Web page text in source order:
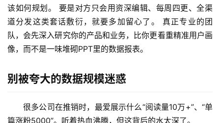
该如何规划。 要是对方只会用资深编辑、每周四更、全渠
道分发这类套话敷衍，就要多加留心了。 真正专业的团
队，会先深入研究你的产品和业务，比你更看重精准用户画
像，而不是一味堆砌PPT里的数据报表。
别被夸大的数据规模迷惑
很多公司在推销时，最爱展示什么“阅读量10万+”、“单
篇涨粉5000”。听着热血沸腾，但这背后的水太深了。